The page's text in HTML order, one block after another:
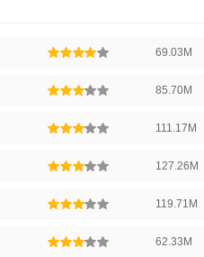
的民宿资源、高效的预订流程、完
假日和旅游旺季，美团民宿的优势
客服支持也十分到位，能够帮助
。
69.03M
85.70M
111.17M
127.26M
119.71M
62.33M